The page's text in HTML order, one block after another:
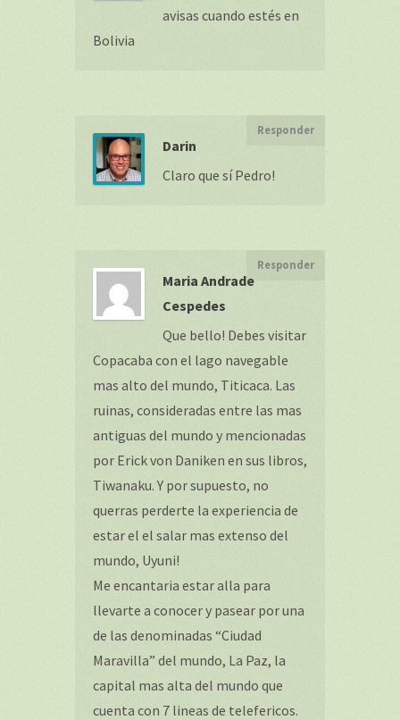
avisas cuando estés en
Bolivia
Darin
Responder
Claro que sí Pedro!
Maria Andrade
Cespedes
Responder
Que bello! Debes visitar
Copacaba con el lago navegable
mas alto del mundo, Titicaca. Las
ruinas, consideradas entre las mas
antiguas del mundo y mencionadas
por Erick von Daniken en sus libros,
Tiwanaku. Y por supuesto, no
querras perderte la experiencia de
estar el el salar mas extenso del
mundo, Uyuni!
Me encantaria estar alla para
llevarte a conocer y pasear por una
de las denominadas “Ciudad
Maravilla” del mundo, La Paz, la
capital mas alta del mundo que
cuenta con 7 lineas de telefericos.